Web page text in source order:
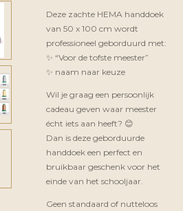
Deze zachte HEMA handdoek
van 50 x 100 cm wordt
professioneel geborduurd met:
✨ “Voor de tofste meester”
✨ naam naar keuze
Wil je graag een persoonlijk
cadeau geven waar meester
écht iets aan heeft? 😊
Dan is deze geborduurde
handdoek een perfect en
bruikbaar geschenk voor het
einde van het schooljaar.
Geen standaard of nutteloos